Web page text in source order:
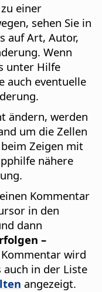
einer
sehen Sie in
auf Art, Autor,
Wenn
unter Hilfe
auch eventuelle
ändern, werden
um die Zellen
Zeigen mit
nähere
Kommentar
in den
dann
–
wird
in der Liste
angezeigt.